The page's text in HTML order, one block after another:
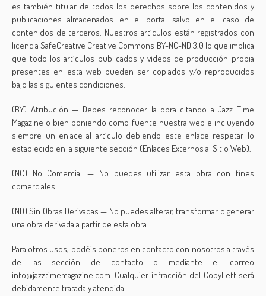
es también titular de todos los derechos sobre los contenidos y
publicaciones almacenados en el portal salvo en el caso de
contenidos de terceros. Nuestros artículos están registrados con
licencia SafeCreative Creative Commons BY-NC-ND 3.0 lo que implica
que todo los artículos publicados y vídeos de producción propia
presentes en esta web pueden ser copiados y/o reproducidos
bajo las siguientes condiciones.
(BY) Atribución — Debes reconocer la obra citando a Jazz Time
Magazine o bien poniendo como fuente nuestra web e incluyendo
siempre un enlace al artículo debiendo este enlace respetar lo
establecido en la siguiente sección (Enlaces Externos al Sitio Web).
(NC) No Comercial — No puedes utilizar esta obra con fines
comerciales.
(ND) Sin Obras Derivadas — No puedes alterar, transformar o generar
una obra derivada a partir de esta obra.
Para otros usos, podéis poneros en contacto con nosotros a través
de las sección de contacto o mediante el correo
info@jazztimemagazine.com. Cualquier infracción del CopyLeft será
debidamente tratada y atendida.